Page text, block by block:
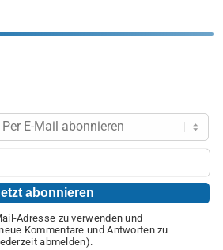
Adresse zu verwenden und
Kommentare und Antworten zu
abmelden).